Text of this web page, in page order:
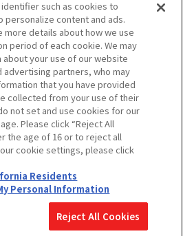
ャルメディアポリシー
取り扱いに関する保護方針
Information著作権・商標について
る基本的な対応方針
ーライト一覧を表示する
such as cookies to
personalize content and ads.
more details about how we use
period of each cookie. We may
your use of our website
advertising partners, who may
that you have provided
collected from your use of their
not set and use cookies for our
Please click “Reject All
the age of 16 or to reject all
cookie settings, please click
Residents
Personal Information
Reject All Cookies